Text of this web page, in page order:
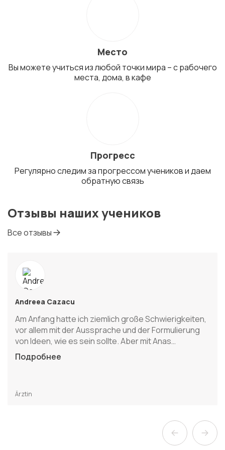
Место
Вы можете учиться из любой точки мира – с рабочего
места, дома, в кафе
Прогресс
Регулярно следим за прогрессом учеников и даем
обратную связь
Отзывы наших учеников
Все отзывы
Andreea Cazacu
Am Anfang hatte ich ziemlich große Schwierigkeiten,
vor allem mit der Aussprache und der Formulierung
von Ideen, wie es sein sollte. Aber mit Anas…
Подробнее
Ärztin